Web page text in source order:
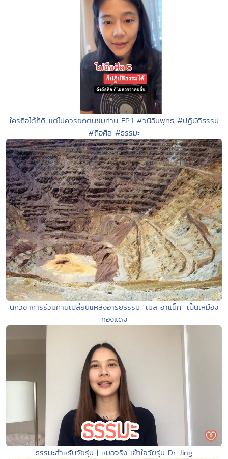
ใครถือได้ก็ดี แต่ไม่ควรยกตนข่มท่าน EP.1 #วนิอินพุทธ #ปฏิบัติธรรม
#ถือศีล #ธรรมะ
นักวิชาการร่วมค้านเปลี่ยนแหล่งอารยธรรม "เมส อาแน็ค" เป็นเหมือง
ทองแดง
ธรรมะสำหรับวัยรุ่น | หมอจริง เข้าใจวัยรุ่น Dr Jing